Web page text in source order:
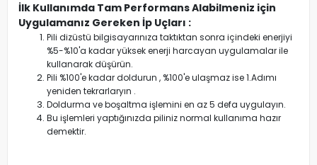
İlk Kullanımda Tam Performans Alabilmeniz için
Uygulamanız Gereken İp Uçları :
Pili dizüstü bilgisayarınıza taktıktan sonra içindeki enerjiyi
%5-%10'a kadar yüksek enerji harcayan uygulamalar ile
kullanarak düşürün.
Pili %100'e kadar doldurun , %100'e ulaşmaz ise 1.Adımı
yeniden tekrarlaryın .
Doldurma ve boşaltma işlemini en az 5 defa uygulayın.
Bu işlemleri yaptığınızda piliniz normal kullanıma hazır
demektir.